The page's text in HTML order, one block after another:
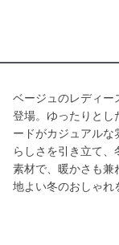
ベージュのレディー
登場。ゆったりとし
ードがカジュアルな
らしさを引き立て
素材で、暖かさも兼
地よい冬のおしゃれ